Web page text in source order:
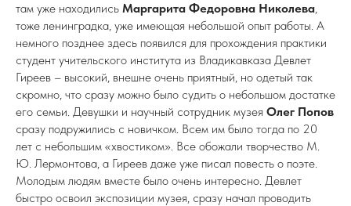
там уже находились Маргарита Федоровна Николева,
тоже ленинградка, уже имеющая небольшой опыт работы. А
немного позднее здесь появился для прохождения практики
студент учительского института из Владикавказа Девлет
Гиреев – высокий, внешне очень приятный, но одетый так
скромно, что сразу можно было судить о небольшом достатке
его семьи. Девушки и научный сотрудник музея Олег Попов
сразу подружились с новичком. Всем им было тогда по 20
лет с небольшим «хвостиком». Все обожали творчество М.
Ю. Лермонтова, а Гиреев даже уже писал повесть о поэте.
Молодым людям вместе было очень интересно. Девлет
быстро освоил экспозиции музея, сразу начал проводить